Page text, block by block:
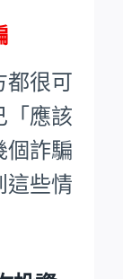
都很可
「應該
個詐騙
這些情